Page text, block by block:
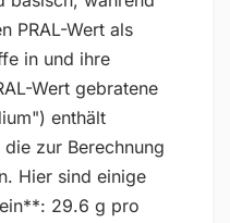
PRAL-Wert als
in und ihre
Wert gebratene
enthält
zur Berechnung
Hier sind einige
29.6 g pro